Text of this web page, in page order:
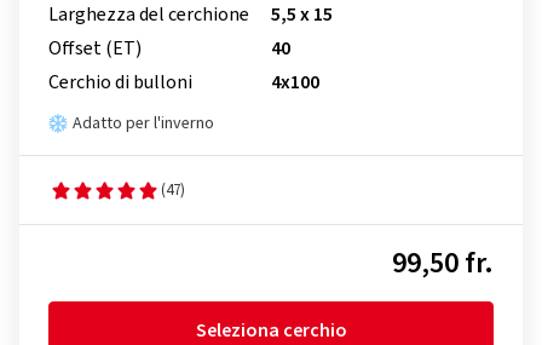
Larghezza del cerchione
5,5 x 15
Offset (ET)
40
Cerchio di bulloni
4x100
Adatto per l'inverno
(47)
99,50 fr.
Seleziona cerchio